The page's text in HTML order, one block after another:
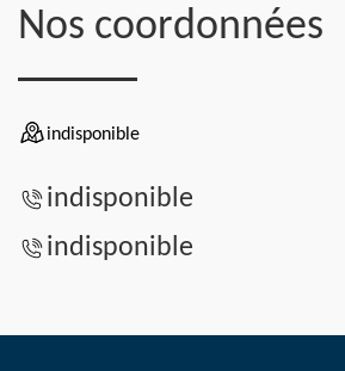
Nos coordonnées
indisponible
indisponible
indisponible